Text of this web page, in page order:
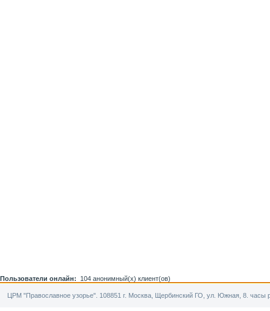
Пользователи онлайн: 104 анонимный(х) клиент(ов)
ЦРМ "Православное узорье". 108851 г. Москва, Щербинский ГО, ул. Южная, 8. часы